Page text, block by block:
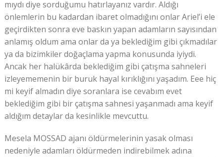
mıydı diye sorduğumu hatırlayanız vardır. Aldığı
önlemlerin bu kadardan ibaret olmadığını onlar Ariel’i ele
geçirdikten sonra eve baskın yapan adamların sayısından
anlamış oldum ama onlar da ya beklediğim gibi çıkmadılar
ya da bizimkiler doğaçlama yapma konusunda iyiydi.
Ancak her halükârda beklediğim gibi çatışma sahneleri
izleyememenin bir buruk hayal kırıklığını yaşadım. Eee hiç
mi keyif almadın diye soranlara ise cevabım evet
beklediğim gibi bir çatışma sahnesi yaşanmadı ama keyif
aldığım detaylar da kesinlikle mevcuttu.
Mesela MOSSAD ajanı öldürmelerinin yasak olması
nedeniyle adamları öldürmeden indirebilmek adına